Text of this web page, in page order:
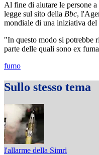
Al fine di aiutare le persone
legge sul sito della Bbc,
mondiale di una iniziativa del
"In questo modo si potrebbe
parte delle quali sono ex
fumo
Sullo stesso tema
l'allarme della Simri